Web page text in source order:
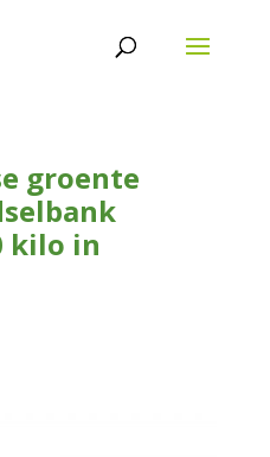
groente
kilo in